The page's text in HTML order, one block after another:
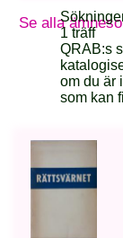
Se alla
1 träff
QRAB:s
om du är
som kan